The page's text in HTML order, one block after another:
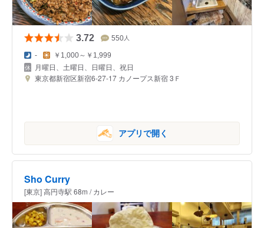
3.72 550人
- ￥1,000～￥1,999
月曜日、土曜日、日曜日、祝日
東京都新宿区新宿6-27-17 カノープス新宿 3Ｆ
アプリで開く
Sho Curry
[東京] 高円寺駅 68m / カレー